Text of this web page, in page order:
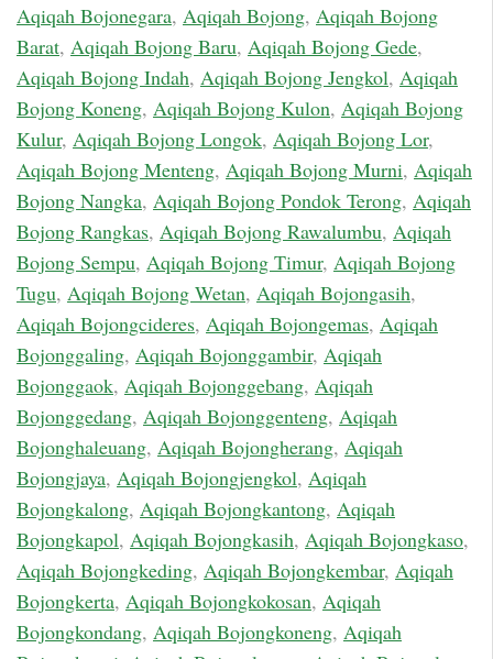
Aqiqah Bojonegara, Aqiqah Bojong, Aqiqah Bojong
Barat, Aqiqah Bojong Baru, Aqiqah Bojong Gede,
Aqiqah Bojong Indah, Aqiqah Bojong Jengkol, Aqiqah
Bojong Koneng, Aqiqah Bojong Kulon, Aqiqah Bojong
Kulur, Aqiqah Bojong Longok, Aqiqah Bojong Lor,
Aqiqah Bojong Menteng, Aqiqah Bojong Murni, Aqiqah
Bojong Nangka, Aqiqah Bojong Pondok Terong, Aqiqah
Bojong Rangkas, Aqiqah Bojong Rawalumbu, Aqiqah
Bojong Sempu, Aqiqah Bojong Timur, Aqiqah Bojong
Tugu, Aqiqah Bojong Wetan, Aqiqah Bojongasih,
Aqiqah Bojongcideres, Aqiqah Bojongemas, Aqiqah
Bojonggaling, Aqiqah Bojonggambir, Aqiqah
Bojonggaok, Aqiqah Bojonggebang, Aqiqah
Bojonggedang, Aqiqah Bojonggenteng, Aqiqah
Bojonghaleuang, Aqiqah Bojongherang, Aqiqah
Bojongjaya, Aqiqah Bojongjengkol, Aqiqah
Bojongkalong, Aqiqah Bojongkantong, Aqiqah
Bojongkapol, Aqiqah Bojongkasih, Aqiqah Bojongkaso,
Aqiqah Bojongkeding, Aqiqah Bojongkembar, Aqiqah
Bojongkerta, Aqiqah Bojongkokosan, Aqiqah
Bojongkondang, Aqiqah Bojongkoneng, Aqiqah